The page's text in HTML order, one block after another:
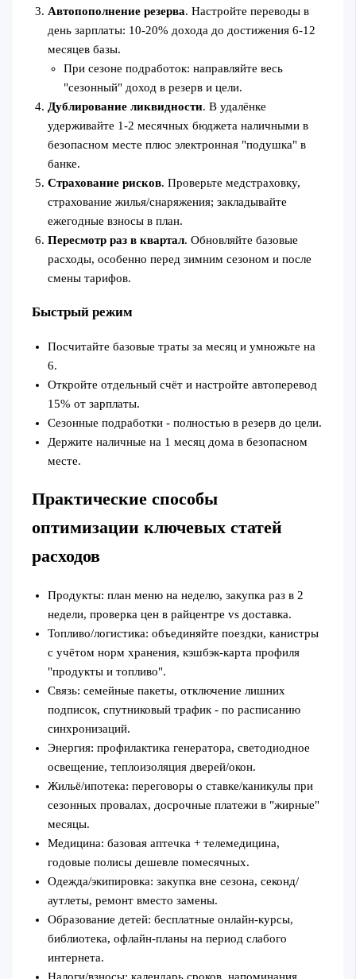
Автопополнение резерва. Настройте переводы в
день зарплаты: 10-20% дохода до достижения 6-12
месяцев базы.
При сезоне подработок: направляйте весь
"сезонный" доход в резерв и цели.
Дублирование ликвидности. В удалёнке
удерживайте 1-2 месячных бюджета наличными в
безопасном месте плюс электронная "подушка" в
банке.
Страхование рисков. Проверьте медстраховку,
страхование жилья/снаряжения; закладывайте
ежегодные взносы в план.
Пересмотр раз в квартал. Обновляйте базовые
расходы, особенно перед зимним сезоном и после
смены тарифов.
Быстрый режим
Посчитайте базовые траты за месяц и умножьте на
6.
Откройте отдельный счёт и настройте автоперевод
15% от зарплаты.
Сезонные подработки - полностью в резерв до цели.
Держите наличные на 1 месяц дома в безопасном
месте.
Практические способы
оптимизации ключевых статей
расходов
Продукты: план меню на неделю, закупка раз в 2
недели, проверка цен в райцентре vs доставка.
Топливо/логистика: объединяйте поездки, канистры
с учётом норм хранения, кэшбэк‑карта профиля
"продукты и топливо".
Связь: семейные пакеты, отключение лишних
подписок, спутниковый трафик - по расписанию
синхронизаций.
Энергия: профилактика генератора, светодиодное
освещение, теплоизоляция дверей/окон.
Жильё/ипотека: переговоры о ставке/каникулы при
сезонных провалах, досрочные платежи в "жирные"
месяцы.
Медицина: базовая аптечка + телемедицина,
годовые полисы дешевле помесячных.
Одежда/экипировка: закупка вне сезона, секонд/
аутлеты, ремонт вместо замены.
Образование детей: бесплатные онлайн‑курсы,
библиотека, офлайн‑планы на период слабого
интернета.
Налоги/взносы: календарь сроков, напоминания,